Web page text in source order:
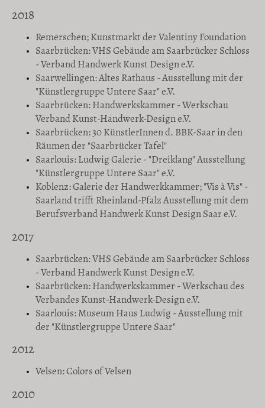
2018
Remerschen; Kunstmarkt der Valentiny Foundation
Saarbrücken: VHS Gebäude am Saarbrücker Schloss
- Verband Handwerk Kunst Design e.V.
Saarwellingen: Altes Rathaus - Ausstellung mit der
"Künstlergruppe Untere Saar" e.V.
Saarbrücken: Handwerkskammer - Werkschau
Verband Kunst-Handwerk-Design e.V.
Saarbrücken: 30 KünstlerInnen d. BBK-Saar in den
Räumen der "Saarbrücker Tafel"
Saarlouis: Ludwig Galerie - "Dreiklang" Ausstellung
"Künstlergruppe Untere Saar" e.V.
Koblenz: Galerie der Handwerkkammer; "Vis à Vis" -
Saarland trifft Rheinland-Pfalz Ausstellung mit dem
Berufsverband Handwerk Kunst Design Saar e.V.
2017
Saarbrücken: VHS Gebäude am Saarbrücker Schloss
- Verband Handwerk Kunst Design e.V.
Saarbrücken: Handwerkskammer - Werkschau des
Verbandes Kunst-Handwerk-Design e.V.
Saarlouis: Museum Haus Ludwig - Ausstellung mit
der "Künstlergruppe Untere Saar"
2012
Velsen: Colors of Velsen
2010